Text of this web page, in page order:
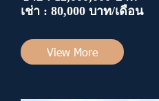
เช่า : 80,000 บาท/เดือน
View More